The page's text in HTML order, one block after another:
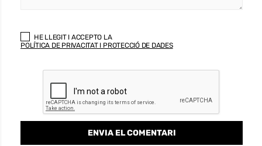
HE LLEGIT I ACCEPTO LA
POLÍTICA DE PRIVACITAT I PROTECCIÓ DE DADES